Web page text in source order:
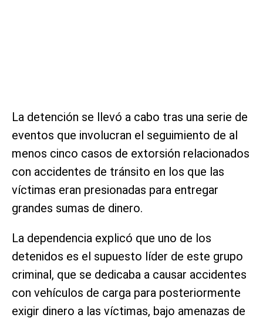
La detención se llevó a cabo tras una serie de
eventos que involucran el seguimiento de al
menos cinco casos de extorsión relacionados
con accidentes de tránsito en los que las
víctimas eran presionadas para entregar
grandes sumas de dinero.
La dependencia explicó que uno de los
detenidos es el supuesto líder de este grupo
criminal, que se dedicaba a causar accidentes
con vehículos de carga para posteriormente
exigir dinero a las víctimas, bajo amenazas de